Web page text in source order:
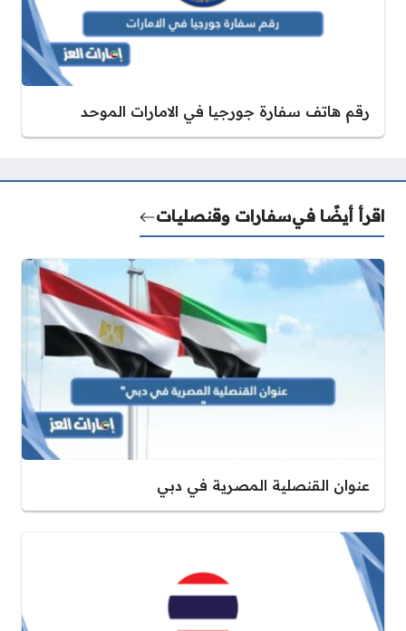
رقم هاتف سفارة جورجيا في الامارات الموحد
اقرأ أيضًا فيسفارات وقنصليات
عنوان القنصلية المصرية في دبي